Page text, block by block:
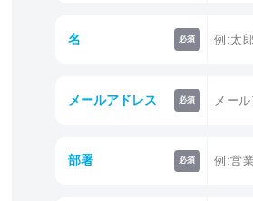
名 必須
メールアドレス 必須
部署 必須